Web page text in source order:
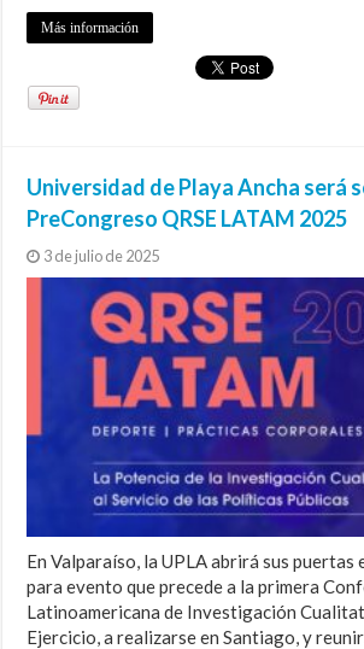
Más información
Universidad de Playa Ancha será
PreCongreso QRSE LATAM 2025
3 de julio de 2025
En Valparaíso, la UPLA abrirá sus puertas
para evento que precede a la primera
Latinoamericana de Investigación
Ejercicio, a realizarse en Santiago, y